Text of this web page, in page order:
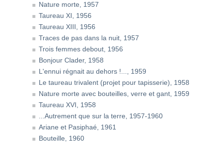
Nature morte, 1957
Taureau XI, 1956
Taureau XIII, 1956
Traces de pas dans la nuit, 1957
Trois femmes debout, 1956
Bonjour Clader, 1958
L'ennui régnait au dehors !..., 1959
Le taureau trivalent (projet pour tapisserie), 1958
Nature morte avec bouteilles, verre et gant, 1959
Taureau XVI, 1958
...Autrement que sur la terre, 1957-1960
Ariane et Pasiphaé, 1961
Bouteille, 1960